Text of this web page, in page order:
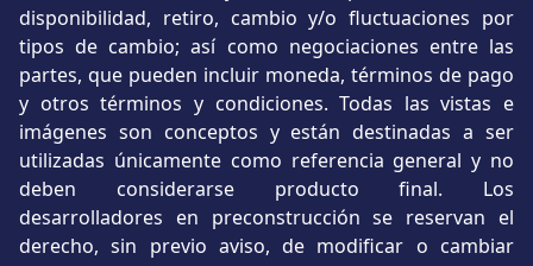
disponibilidad, retiro, cambio y/o fluctuaciones por
tipos de cambio; así como negociaciones entre las
partes, que pueden incluir moneda, términos de pago
y otros términos y condiciones. Todas las vistas e
imágenes son conceptos y están destinadas a ser
utilizadas únicamente como referencia general y no
deben considerarse producto final. Los
desarrolladores en preconstrucción se reservan el
derecho, sin previo aviso, de modificar o cambiar